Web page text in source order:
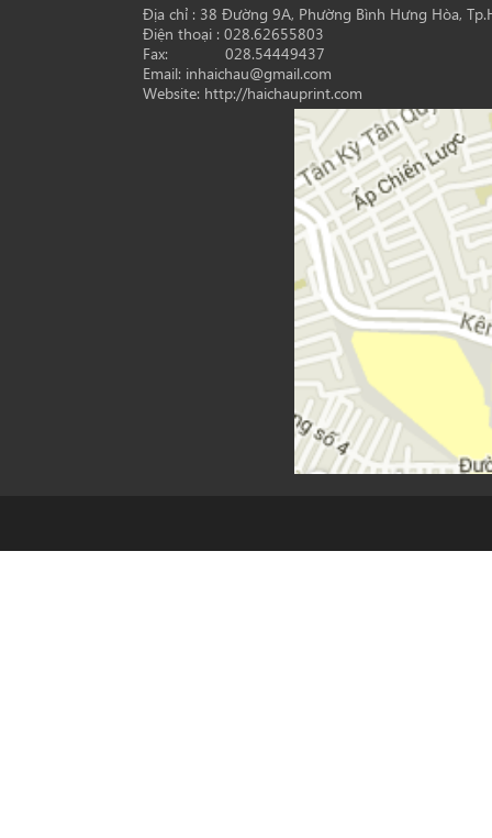
Địa chỉ : 38 Đường 9A, Phường Bình Hưng Hòa,
Điện thoại : 028.62655803
Fax: 028.54449437
Email: inhaichau@gmail.com
Website: http://haichauprint.com